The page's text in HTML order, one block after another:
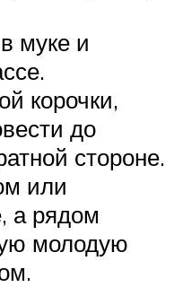
муке и
корочки,
до
стороне.
или
а рядом
молодую